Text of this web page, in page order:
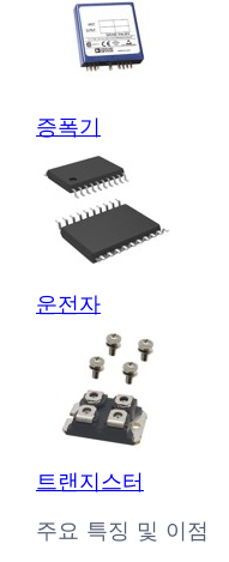
증폭기
운전자
트랜지스터
주요 특징 및 이점